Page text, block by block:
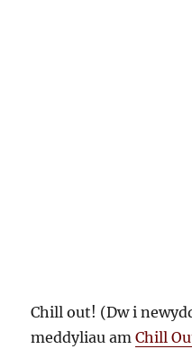
Chill out! (Dw i
meddyliau amChill